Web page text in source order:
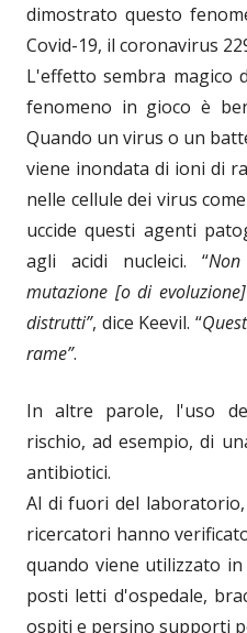
dimostrato questo
Covid-19, il coronavirus
L'effetto sembra magico
fenomeno in gioco è
Quando un virus o un
viene inondata di ioni di
nelle cellule dei virus
uccide questi agenti
agli acidi nucleici. “
mutazione [o di
distrutti”, dice Keevil. “
rame”.
In altre parole, l'uso
rischio, ad esempio, di
antibiotici.
Al di fuori del laboratorio,
ricercatori hanno
quando viene utilizzato
posti letti d'ospedale,
ospiti e persino supporti